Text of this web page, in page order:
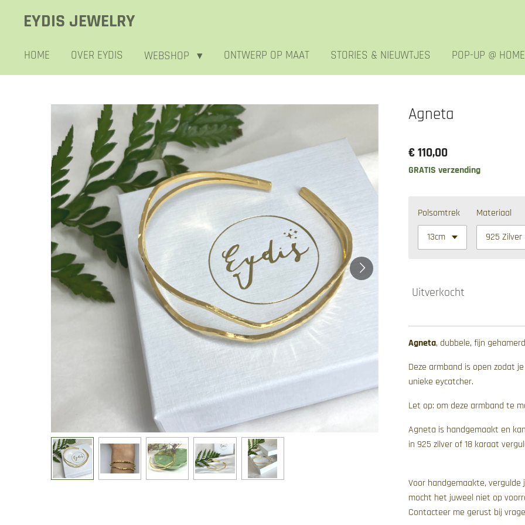
directEYDIS JEWELRY
HOME OVER EYDIS WEBSHOP ONTWERP OP MAAT STORIES & NIEUWTJES POP-UP @ HOME
Agneta
€ 110,00
GRATIS verzending
Polsomtrek Materiaal
Uitverkocht
Agneta, dubbele, fijn
Deze armband is open zodat
unieke eycatcher.
Let op: om deze armband te
Agneta is handgemaakt en
in 925 zilver of 18 karaat
Voor handgemaakte,
mocht het juweel niet op
Contacteer me gerust bij